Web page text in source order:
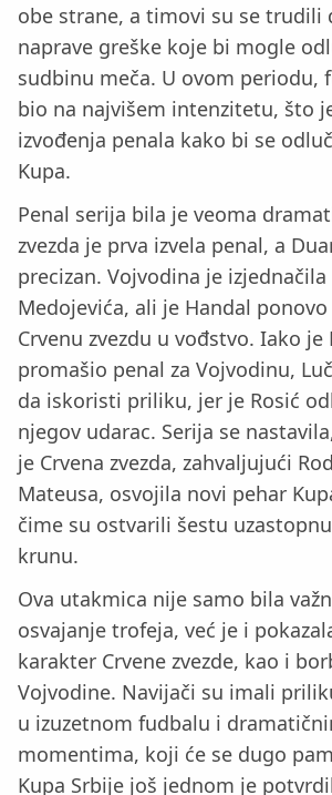
obe strane, a timovi su se trudili
naprave greške koje bi mogle
sudbinu meča. U ovom periodu,
bio na najvišem intenzitetu, što
izvođenja penala kako bi se
Kupa.
Penal serija bila je veoma
zvezda je prva izvela penal, a
precizan. Vojvodina je
Medojevića, ali je Handal
Crvenu zvezdu u vođstvo. Iako je
promašio penal za Vojvodinu,
da iskoristi priliku, jer je Rosić
njegov udarac. Serija se
je Crvena zvezda, zahvaljujući
Mateusa, osvojila novi pehar
čime su ostvarili šestu
krunu.
Ova utakmica nije samo bila
osvajanje trofeja, već je i
karakter Crvene zvezde, kao i
Vojvodine. Navijači su imali
u izuzetnom fudbalu i
momentima, koji će se dugo
Kupa Srbije još jednom je